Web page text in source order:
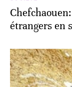
étrangers en